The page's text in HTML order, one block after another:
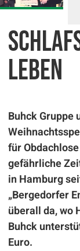
Leben
Buhck Gruppe
für
gefährliche
in Hamburg
„Bergedorfer
überall da, wo
Buhck
Euro.